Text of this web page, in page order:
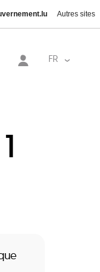
Autres sites
FR Lister